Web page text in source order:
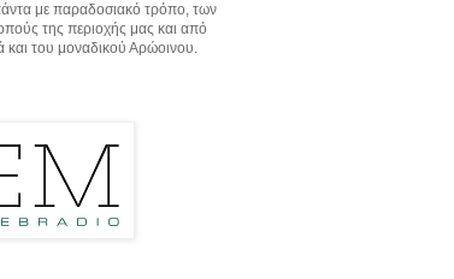
με παραδοσιακό τρόπο, των
της περιοχής μας και από
και του μοναδικού Αρώοινου.